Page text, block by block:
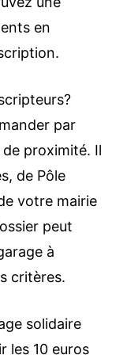
en
par
proximité. Il
de Pôle
votre mairie
peut
à
critères.
solidaire
les 10 euros